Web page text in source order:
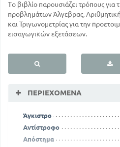
Το βιβλίο παρουσιάζει τρόπους
προβλημάτων Άλγεβρας,
και Τριγωνομετρίας για την
εισαγωγικών εξετάσεων.
ΠΕΡΙΕΧΌΜΕΝΑ
Άγκιστρο
Αντίστροφο
Απόστημα